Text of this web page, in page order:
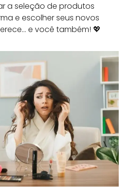
a seleção de produtos
e escolher seus novos
e você também! 💖